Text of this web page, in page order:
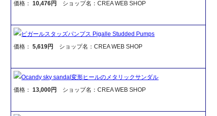
価格：10,476円 ショップ名：CREA WEB SHOP
ピガールスタッズパンプス Pigalle Studded Pumps
価格：5,619円 ショップ名：CREA WEB SHOP
Ocandy sky sandal変形ヒールのメタリックサンダル
価格：13,000円 ショップ名：CREA WEB SHOP